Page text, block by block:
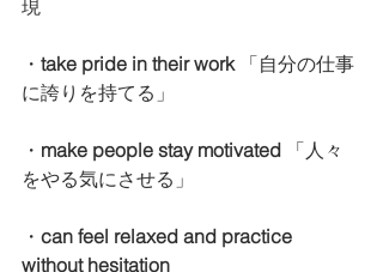
現
・ take pride in their work 「自分の仕事
に誇りを持てる」
・ make people stay motivated 「人々
をやる気にさせる」
・ can feel relaxed and practice
without hesitation